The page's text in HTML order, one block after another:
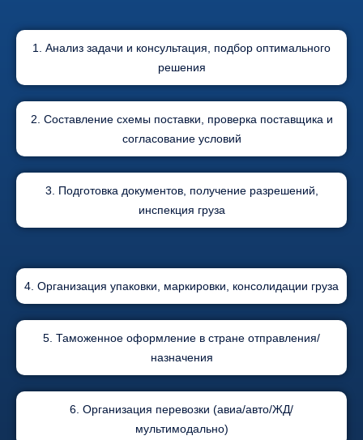
1. Анализ задачи и консультация, подбор оптимального
решения
2. Составление схемы поставки, проверка поставщика и
согласование условий
3. Подготовка документов, получение разрешений,
инспекция груза
4. Организация упаковки, маркировки, консолидации груза
5. Таможенное оформление в стране отправления/
назначения
6. Организация перевозки (авиа/авто/ЖД/
мультимодально)